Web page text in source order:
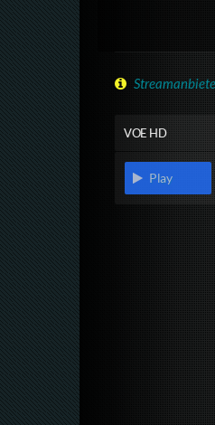
VOE HD
Play